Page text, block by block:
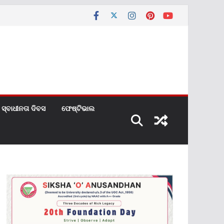
ସ୍ବାଧୀନତା ଦିବସ ଫେଷ୍ଟିଭାଲ